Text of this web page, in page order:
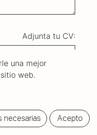
Adjunta tu CV:
una mejor
web.
necesarias Acepto